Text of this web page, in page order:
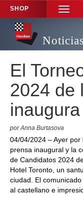
SHOP
TOGGLE
El
2024 de
por Anna Burtasova
04/04/2024 – Ayer
prensa inaugural y la
de Candidatos 2024
Hotel Toronto, un
ciudad. El
al castellano e